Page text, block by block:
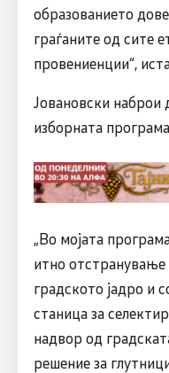
образованието
граѓаните од сите
провениенции“,
Јовановски наброи
изборната
„Во мојата
итно отстранување
градското јадро и
станица за
надвор од
решение за